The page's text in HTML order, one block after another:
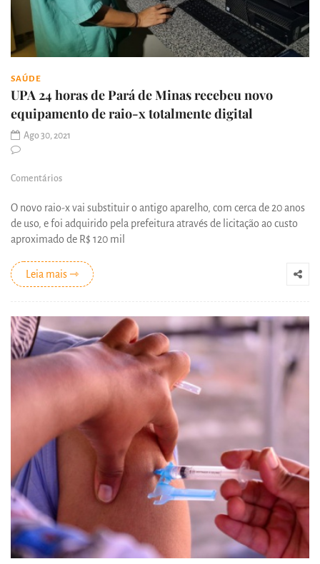
SAÚDE
UPA 24 horas de Pará de Minas recebeu novo
equipamento de raio-x totalmente digital
Ago 30, 2021
Comentários
O novo raio-x vai substituir o antigo aparelho, com cerca de 20 anos
de uso, e foi adquirido pela prefeitura através de licitação ao custo
aproximado de R$ 120 mil
Leia mais ⇾